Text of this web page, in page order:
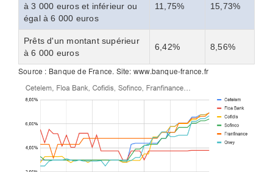
à 3 000 euros et inférieur ou
égal à 6 000 euros
11,75% 15,73%
Prêts d'un montant supérieur
à 6 000 euros
6,42% 8,56%
Source : Banque de France. Site: www.banque-france.fr